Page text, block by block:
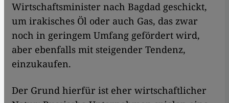
Wirtschaftsminister nach Bagdad geschickt,
um irakisches Öl oder auch Gas, das zwar
noch in geringem Umfang gefördert wird,
aber ebenfalls mit steigender Tendenz,
einzukaufen.
Der Grund hierfür ist eher wirtschaftlicher